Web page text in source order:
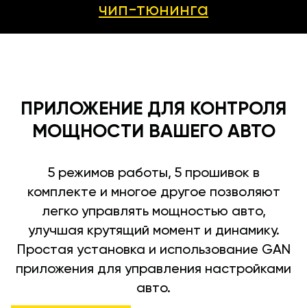
чип-тюнинга
ПРИЛОЖЕНИЕ ДЛЯ КОНТРОЛЯ
МОЩНОСТИ ВАШЕГО АВТО
5 режимов работы, 5 прошивок в
комплекте и многое другое позволяют
легко управлять мощностью авто,
улучшая крутящий момент и динамику.
Простая установка и использование GAN
приложения для управления настройками
авто.